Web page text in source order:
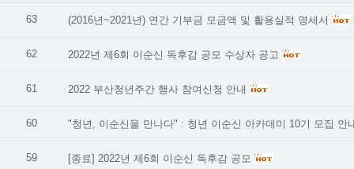
63 (2016년~2021년) 연간 기부금 모금액 및 활용실적 명세서
62 2022년 제6회 이순신 독후감 공모 수상자 공고
61 2022 부산청년주간 행사 참여신청 안내
60 "청년, 이순신을 만나다" : 청년 이순신 아카데미 10기 모집 안
59 [종료] 2022년 제6회 이순신 독후감 공모